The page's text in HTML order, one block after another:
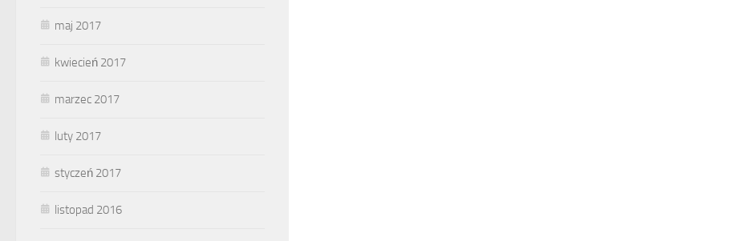
maj 2017
kwiecień 2017
marzec 2017
luty 2017
styczeń 2017
listopad 2016